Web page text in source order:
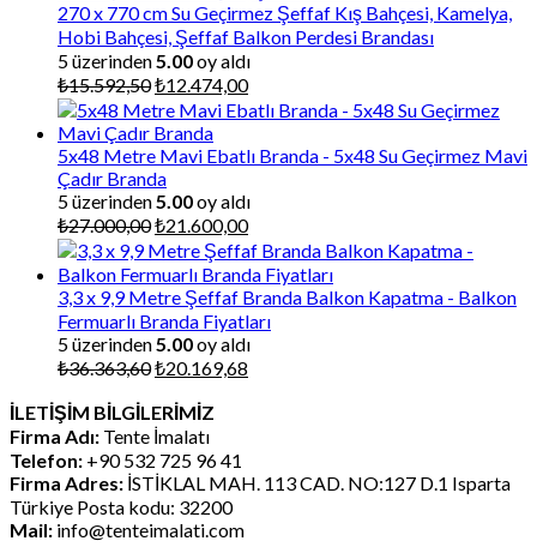
270 x 770 cm Su Geçirmez Şeffaf Kış Bahçesi, Kamelya,
Hobi Bahçesi, Şeffaf Balkon Perdesi Brandası
5 üzerinden5.00oy aldı
₺15.592,50Orijinal
fiyat:
₺15.592,50.
₺12.474,00Şu
andaki
₺12.474,00.
5x48 Metre Mavi Ebatlı Branda - 5x48 Su Geçirmez Mavi
Çadır Branda
5 üzerinden5.00oy aldı
₺27.000,00Orijinal
fiyat:
₺27.000,00.
₺21.600,00Şu
andaki
fiyat:
₺21.600,00.
3,3 x 9,9 Metre Şeffaf Branda Balkon Kapatma - Balkon
Fermuarlı Branda Fiyatları
5 üzerinden5.00oy aldı
₺36.363,60Orijinal
₺36.363,60.
₺20.169,68
İLETİŞİM BİLGİLERİMİZ
Firma Adı: Tente İmalatı
Telefon: +90 532 725 96 41
Firma Adres: İSTİKLAL MAH. 113 CAD. NO:127 D.1 Isparta
Türkiye Posta kodu: 32200
Mail: info@tenteimalati.com